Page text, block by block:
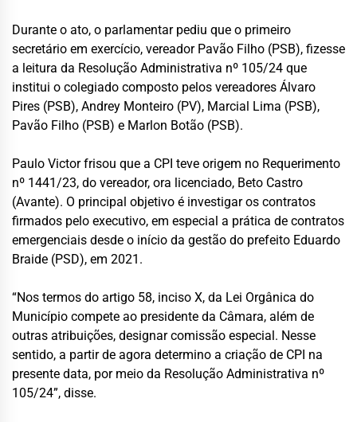
Durante o ato, o parlamentar pediu que o primeiro
secretário em exercício, vereador Pavão Filho (PSB), fizesse
a leitura da Resolução Administrativa nº 105/24 que
institui o colegiado composto pelos vereadores Álvaro
Pires (PSB), Andrey Monteiro (PV), Marcial Lima (PSB),
Pavão Filho (PSB) e Marlon Botão (PSB).
Paulo Victor frisou que a CPI teve origem no Requerimento
nº 1441/23, do vereador, ora licenciado, Beto Castro
(Avante). O principal objetivo é investigar os contratos
firmados pelo executivo, em especial a prática de contratos
emergenciais desde o início da gestão do prefeito Eduardo
Braide (PSD), em 2021.
“Nos termos do artigo 58, inciso X, da Lei Orgânica do
Município compete ao presidente da Câmara, além de
outras atribuições, designar comissão especial. Nesse
sentido, a partir de agora determino a criação de CPI na
presente data, por meio da Resolução Administrativa nº
105/24”, disse.